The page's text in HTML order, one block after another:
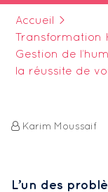
Accueil
>
Gestion de
la réussite de
Karim Moussaif
L’un des